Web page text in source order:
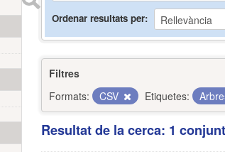
Ordenar resultats per
Filtres
Formats:
CSV Etiquetes:
Resultat de la cerca: 1